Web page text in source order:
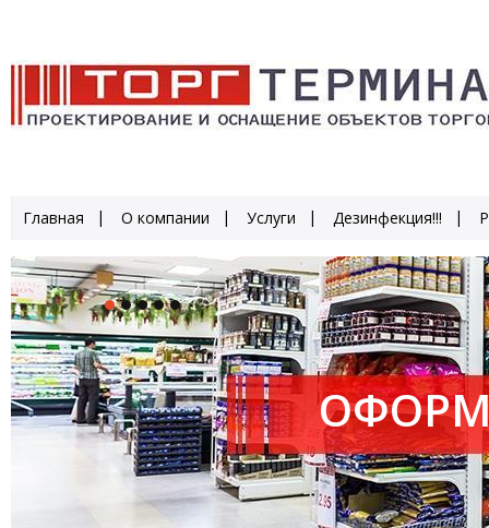
Главная О компании Услуги Дезинфекция!!!